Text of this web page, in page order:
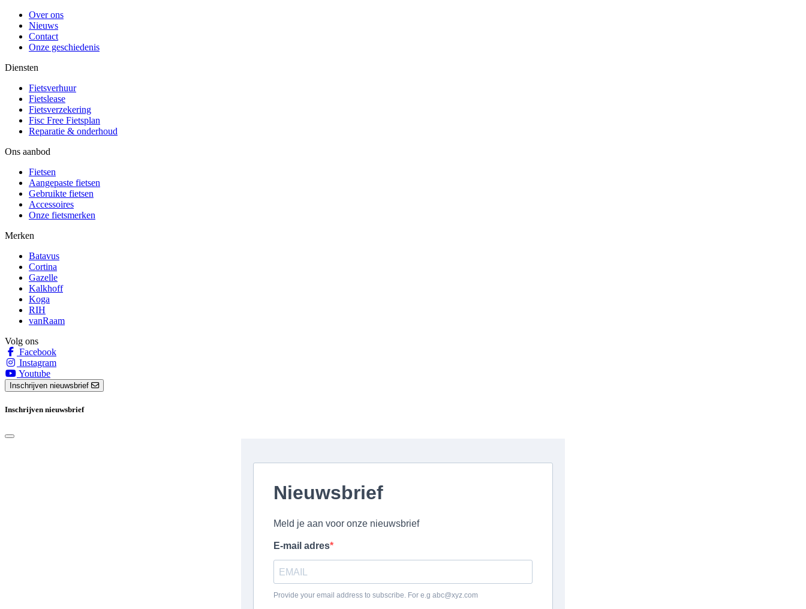
Over ons
Nieuws
Contact
Onze geschiedenis
Diensten
Fietsverhuur
Fietslease
Fietsverzekering
Fisc Free Fietsplan
Reparatie & onderhoud
Ons aanbod
Fietsen
Aangepaste fietsen
Gebruikte fietsen
Accessoires
Onze fietsmerken
Merken
Batavus
Cortina
Gazelle
Kalkhoff
Koga
RIH
vanRaam
Volg ons
Facebook
Instagram
Youtube
Inschrijven nieuwsbrief
Inschrijven nieuwsbrief